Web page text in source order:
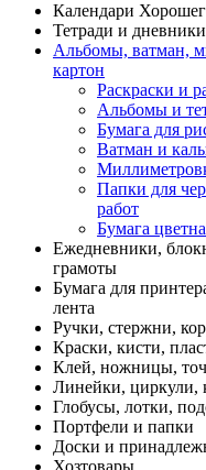
Календари
Тетради и дневники
Альбомы, ватман,
картон
Раскраски и
Альбомы и
Бумага для
Ватман и
Папки для
работ
Бумага
Ежедневники,
грамоты
Бумага для
лента
Ручки, стержни,
Краски, кисти,
Клей, ножницы,
Линейки, циркули,
Глобусы, лотки,
Портфели и папки
Доски и
Хозтовары